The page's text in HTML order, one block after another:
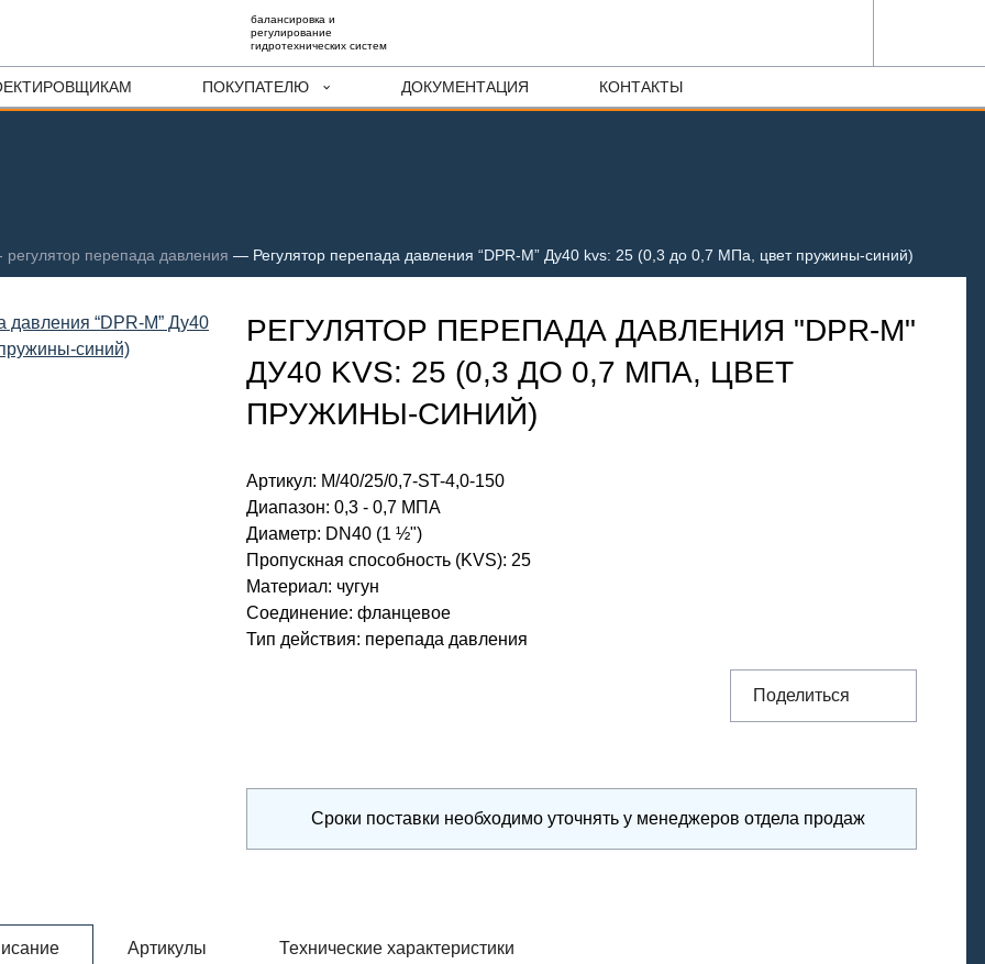
балансировка и
регулирование
гидротехнических систем
ПОКУПАТЕЛЮ ДОКУМЕНТАЦИЯ КОНТАКТЫ
регулятор перепада давления — Регулятор перепада давления “DPR-M” Ду40 kvs: 25 (0,3 до 0,7 МПа, цвет пружины-синий)
РЕГУЛЯТОР ПЕРЕПАДА ДАВЛЕНИЯ "DPR-M"
ДУ40 KVS: 25 (0,3 ДО 0,7 МПА, ЦВЕТ
ПРУЖИНЫ-СИНИЙ)
Артикул: M/40/25/0,7-ST-4,0-150
Диапазон: 0,3 - 0,7 МПА
Диаметр: DN40 (1 ½")
Пропускная способность (KVS): 25
Материал: чугун
Соединение: фланцевое
Тип действия: перепада давления
Поделиться
Сроки поставки необходимо уточнять у менеджеров отдела продаж
Артикулы Технические характеристики